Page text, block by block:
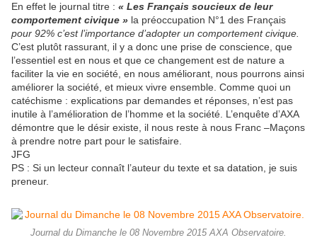
En effet le journal titre : « Les Français soucieux de leur
comportement civique » la préoccupation N°1 des Français
pour 92% c’est l’importance d’adopter un comportement civique.
C’est plutôt rassurant, il y a donc une prise de conscience, que
l’essentiel est en nous et que ce changement est de nature a
faciliter la vie en société, en nous améliorant, nous pourrons ainsi
améliorer la société, et mieux vivre ensemble. Comme quoi un
catéchisme : explications par demandes et réponses, n’est pas
inutile à l’amélioration de l’homme et la société. L’enquête d’AXA
démontre que le désir existe, il nous reste à nous Franc –Maçons
à prendre notre part pour le satisfaire.
JFG
PS : Si un lecteur connaît l’auteur du texte et sa datation, je suis
preneur.
Journal du Dimanche le 08 Novembre 2015 AXA Observatoire.